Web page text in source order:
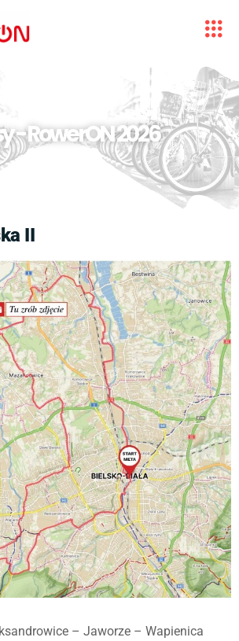
- RowerON 2026
II
– Jaworze – Wapienica